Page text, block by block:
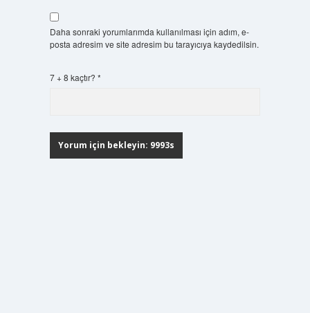
Daha sonraki yorumlarımda kullanılması için adım, e-
posta adresim ve site adresim bu tarayıcıya kaydedilsin.
7 + 8 kaçtır? *